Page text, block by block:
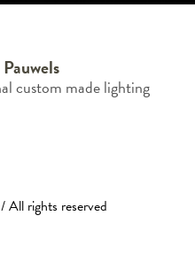
custom made lighting
rights reserved